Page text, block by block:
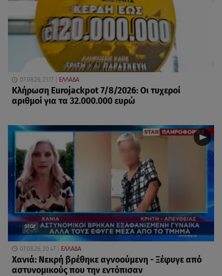
07.08.26, 21:17 ΕΛΛΑΔΑ
Κλήρωση Eurojackpot 7/8/2026: Οι τυχεροί
αριθμοί για τα 32.000.000 ευρώ
07.08.26, 20:47 ΕΛΛΑΔΑ
Χανιά: Νεκρή βρέθηκε αγνοούμενη - Ξέφυγε από
αστυνομικούς που την εντόπισαν